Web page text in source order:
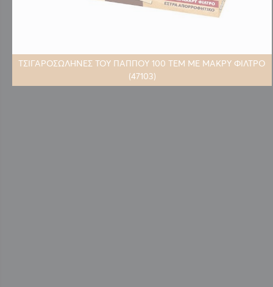
ΤΣΙΓΑΡΟΣΩΛΗΝΕΣ ΤΟΥ ΠΑΠΠΟΥ 100 ΤΕΜ ΜΕ ΜΑΚΡΥ ΦΙΛΤΡΟ
(47103)